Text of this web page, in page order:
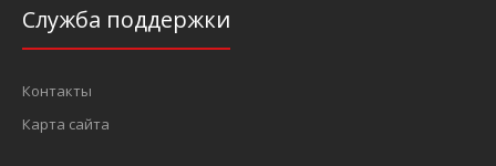
Служба поддержки
Контакты
Карта сайта